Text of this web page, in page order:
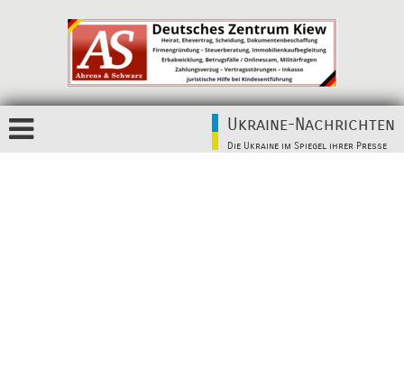
Ukraine-Nachrichten
Die Ukraine im Spiegel ihrer Presse